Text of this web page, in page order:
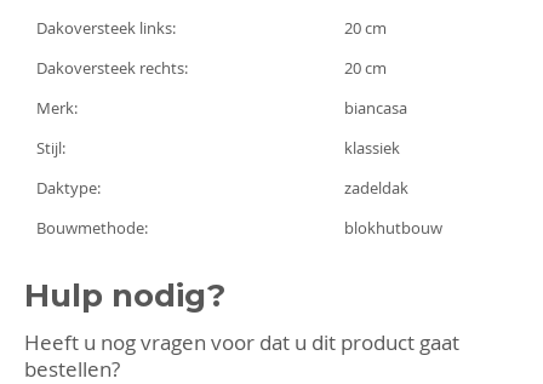
Dakoversteek links:
20 cm
Dakoversteek rechts:
20 cm
Merk:
biancasa
Stijl:
klassiek
Daktype:
zadeldak
Bouwmethode:
blokhutbouw
Hulp nodig?
Heeft u nog vragen voor dat u dit product gaat
bestellen?